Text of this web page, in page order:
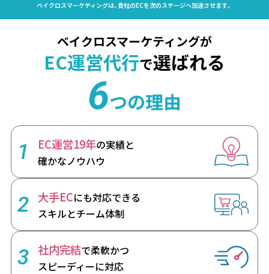
ベイクロスマーケティングは、貴社のECを次のステージへ加速させます。
ベイクロスマーケティングが
EC運営代行で選ばれる
6つの理由
1 EC運営19年の実績と
確かなノウハウ
2 大手ECにも対応できる
スキルとチーム体制
3 社内完結で柔軟かつ
スピーディーに対応